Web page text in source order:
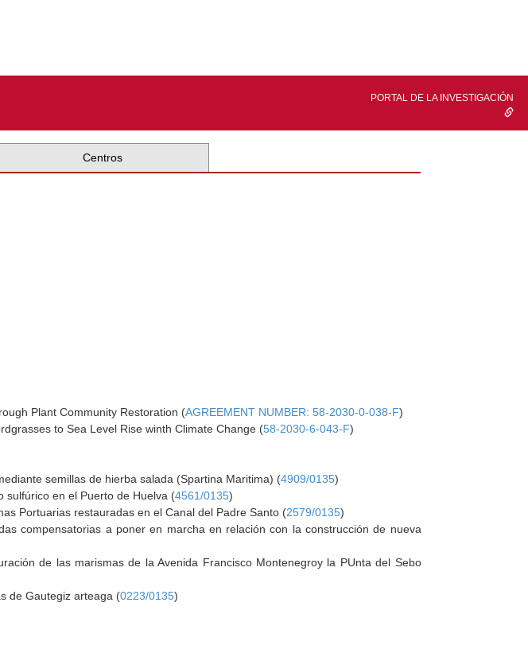
PORTAL DE LA INVESTIGACIÓN
Centros
Plant Community Restoration (AGREEMENT NUMBER: 58-2030-0-038-F)
to Sea Level Rise winth Climate Change (58-2030-6-043-F)
semillas de hierba salada (Spartina Maritima) (4909/0135)
sulfúrico en el Puerto de Huelva (4561/0135)
Portuarias restauradas en el Canal del Padre Santo (2579/0135)
compensatorias a poner en marcha en relación con la construcción de nueva
de las marismas de la Avenida Francisco Montenegroy la PUnta del Sebo
de Gautegiz arteaga (0223/0135)